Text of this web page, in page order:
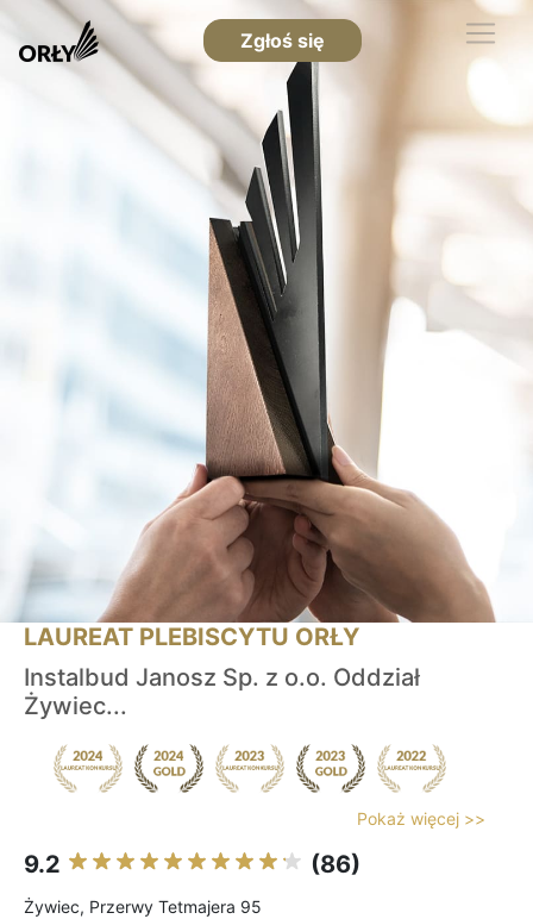
Zgłoś się
LAUREAT PLEBISCYTU ORŁY
Instalbud Janosz Sp. z o.o. Oddział
Żywiec...
Pokaż więcej >>
9.2 (86)
Żywiec, Przerwy Tetmajera 95